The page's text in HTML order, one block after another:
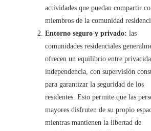
actividades que puedan compartir
miembros de la comunidad
Entorno seguro y privado: las
comunidades residenciales
ofrecen un equilibrio entre
independencia, con supervisión
para garantizar la seguridad de los
residentes. Esto permite que las
mayores disfruten de su propio
mientras mantienen la libertad de